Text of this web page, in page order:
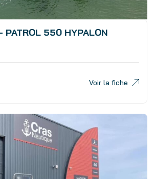
PATROL 550 HYPALON
Voir la fiche